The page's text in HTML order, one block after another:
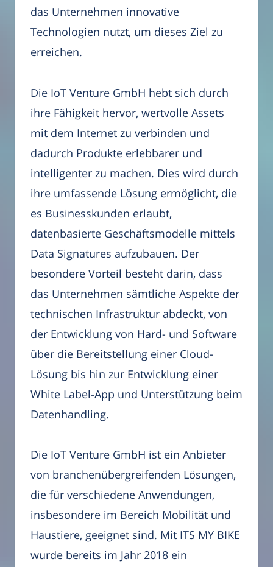
das Unternehmen innovative
Technologien nutzt, um dieses Ziel zu
erreichen.
Die IoT Venture GmbH hebt sich durch
ihre Fähigkeit hervor, wertvolle Assets
mit dem Internet zu verbinden und
dadurch Produkte erlebbarer und
intelligenter zu machen. Dies wird durch
ihre umfassende Lösung ermöglicht, die
es Businesskunden erlaubt,
datenbasierte Geschäftsmodelle mittels
Data Signatures aufzubauen. Der
besondere Vorteil besteht darin, dass
das Unternehmen sämtliche Aspekte der
technischen Infrastruktur abdeckt, von
der Entwicklung von Hard- und Software
über die Bereitstellung einer Cloud-
Lösung bis hin zur Entwicklung einer
White Label-App und Unterstützung beim
Datenhandling.
Die IoT Venture GmbH ist ein Anbieter
von branchenübergreifenden Lösungen,
die für verschiedene Anwendungen,
insbesondere im Bereich Mobilität und
Haustiere, geeignet sind. Mit ITS MY BIKE
wurde bereits im Jahr 2018 ein